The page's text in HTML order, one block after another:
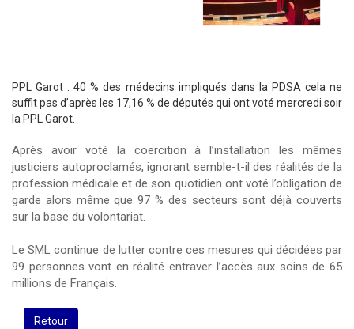
PPL Garot : 40 % des médecins impliqués dans la PDSA cela ne
suffit pas d’après les 17,16 % de députés qui ont voté mercredi soir
la PPL Garot.
Après avoir voté la coercition à l’installation les mêmes
justiciers autoproclamés, ignorant semble-t-il des réalités de la
profession médicale et de son quotidien ont voté l’obligation de
garde alors même que 97 % des secteurs sont déjà couverts
sur la base du volontariat.
Le SML continue de lutter contre ces mesures qui décidées par
99 personnes vont en réalité entraver l’accès aux soins de 65
millions de Français.
Retour